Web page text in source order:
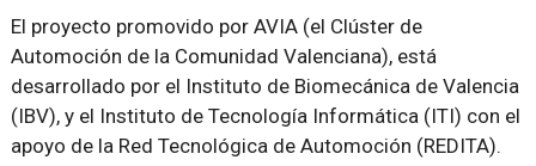
El proyecto promovido por AVIA (el Clúster de
Automoción de la Comunidad Valenciana), está
desarrollado por el Instituto de Biomecánica de Valencia
(IBV), y el Instituto de Tecnología Informática (ITI) con el
apoyo de la Red Tecnológica de Automoción (REDITA).